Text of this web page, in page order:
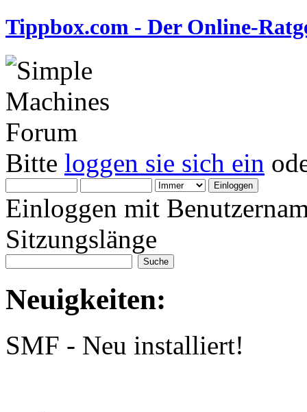
Tippbox.com - Der Online-
Bitte loggen sie sich ein
Einloggen mit
Sitzungslänge
Neuigkeiten:
SMF - Neu installiert!